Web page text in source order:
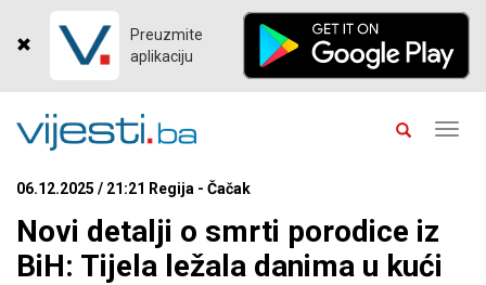
Preuzmite
aplikaciju
06.12.2025 / 21:21 Regija - Čačak
Novi detalji o smrti porodice iz
BiH: Tijela ležala danima u kući